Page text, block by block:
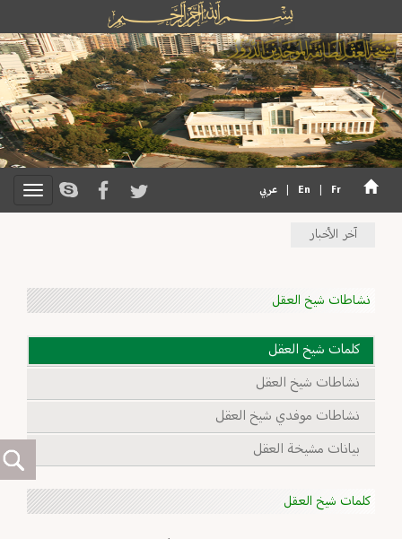
En Fr عربي
آخر الأخبار
نشاطات شيخ العقل
كلمات شيخ العقل
نشاطات شيخ العقل
نشاطات موفدي شيخ العقل
بيانات مشيخة العقل
كلمات شيخ العقل